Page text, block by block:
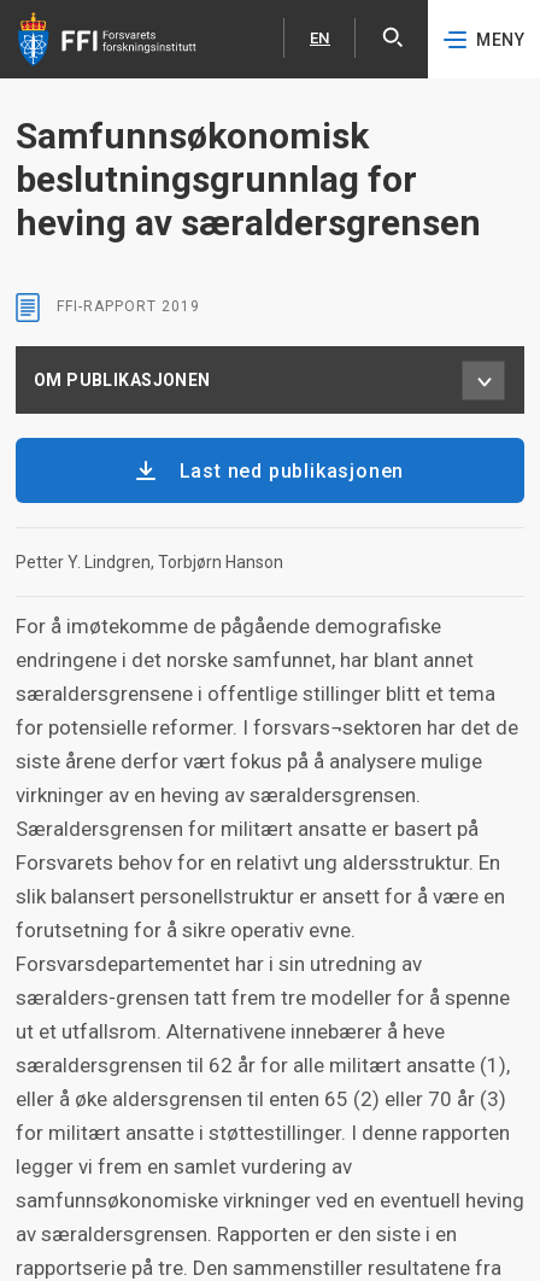
Hopp til hovedinnhold
EN
English MENY
Samfunnsøkonomisk
beslutningsgrunnlag for
heving av særaldersgrensen
FFI-RAPPORT 2019
OM PUBLIKASJONEN
Last ned publikasjonen
Petter Y. Lindgren Torbjørn Hanson
For å imøtekomme de pågående demografiske
endringene i det norske samfunnet, har blant annet
særaldersgrensene i offentlige stillinger blitt et tema
for potensielle reformer. I forsvars¬sektoren har det de
siste årene derfor vært fokus på å analysere mulige
virkninger av en heving av særaldersgrensen.
Særaldersgrensen for militært ansatte er basert på
Forsvarets behov for en relativt ung aldersstruktur. En
slik balansert personellstruktur er ansett for å være en
forutsetning for å sikre operativ evne.
Forsvarsdepartementet har i sin utredning av
særalders-grensen tatt frem tre modeller for å spenne
ut et utfallsrom. Alternativene innebærer å heve
særaldersgrensen til 62 år for alle militært ansatte (1),
eller å øke aldersgrensen til enten 65 (2) eller 70 år (3)
for militært ansatte i støttestillinger. I denne rapporten
legger vi frem en samlet vurdering av
samfunnsøkonomiske virkninger ved en eventuell heving
av særaldersgrensen. Rapporten er den siste i en
rapportserie på tre. Den sammenstiller resultatene fra